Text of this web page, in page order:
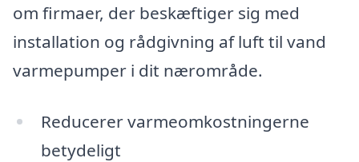
om firmaer, der beskæftiger sig med
installation og rådgivning af luft til vand
varmepumper i dit nærområde.
Reducerer varmeomkostningerne
betydeligt